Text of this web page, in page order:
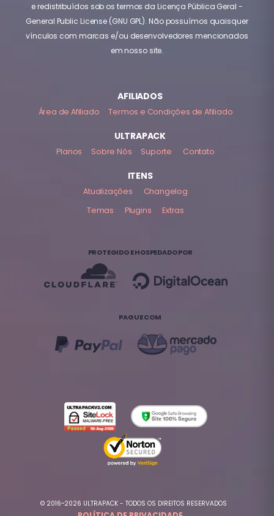
e redistribuídos sob os termos da Licença Pública Geral -
General Public License (GNU GPL). Não possuímos quaisquer
vínculos com marcas e/ou desenvolvedores mencionados
em nosso site.
AFILIADOS
Área de Afiliado Termos e Condições de Afiliado
ULTRAPACK
Planos Sobre Nós Suporte Contato
ITENS
Atualizações
Changelog
Temas
Plugins Extras
PROTEGIDO E HOSPEDADO POR
PAGUE COM
© 2016~2026 ULTRAPACK - TODOS OS DIREITOS RESERVADOS